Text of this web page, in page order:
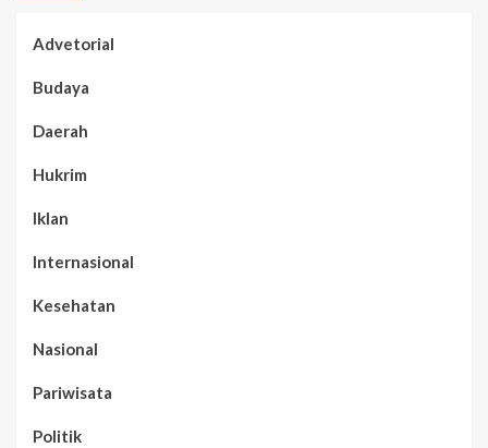
Advetorial
Budaya
Daerah
Hukrim
Iklan
Internasional
Kesehatan
Nasional
Pariwisata
Politik